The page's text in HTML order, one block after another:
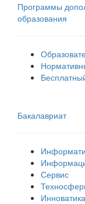
Программы
образования
Бакалавриат
Сервис
Инноватика